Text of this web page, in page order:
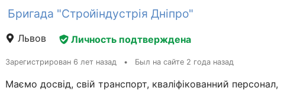
Бригада "Стройіндустрія Дніпро"
Львов Личность подтверждена
Зарегистрирован 6 лет назад • Был на сайте 2 года назад
Маємо досвід, свій транспорт, кваліфікованний персонал,